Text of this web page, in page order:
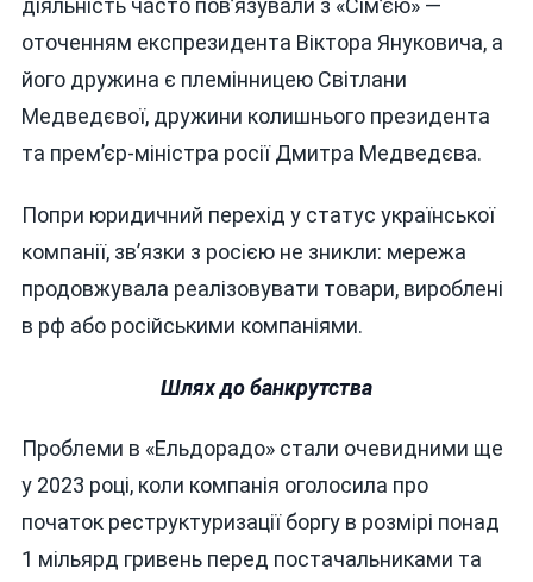
діяльність часто пов’язували з «Сім’єю» —
оточенням експрезидента Віктора Януковича, а
його дружина є племінницею Світлани
Медведєвої, дружини колишнього президента
та прем’єр-міністра росії Дмитра Медведєва.
Попри юридичний перехід у статус української
компанії, зв’язки з росією не зникли: мережа
продовжувала реалізовувати товари, вироблені
в рф або російськими компаніями.
Шлях до банкрутства
Проблеми в «Ельдорадо» стали очевидними ще
у 2023 році, коли компанія оголосила про
початок реструктуризації боргу в розмірі понад
1 мільярд гривень перед постачальниками та